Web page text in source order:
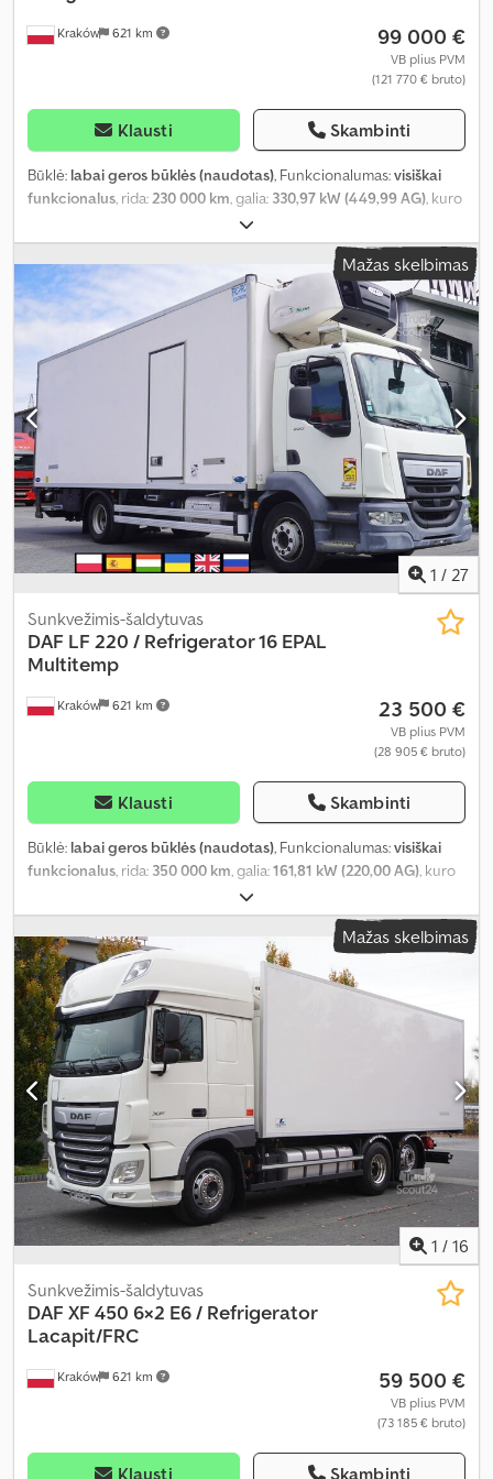
Kraków 621 km 99 000 €
VB plius PVM
(121 770 € bruto)
Klausti Skambinti
Būklė: labai geros būklės (naudotas), Funkcionalumas:visiškai
funkcionalus, rida:230 000 km, galia: 330,97 kW (449,99 AG), kuro
26 000 kg
spalva:balta, vairuotojo kabina:miegamoji kabina, pavaros tipas:
automatinis, emisijos klasė: , krovimo vietos ilgis: 8 150 mm,
krovinių skyriaus plotis:
2 500 mm , krovos erdvės aukštis:2 690
, Gamybos metai:2023
AdBlue, Tachografas, aušinimo
blokas, borto kompiuteris, diferencialo užraktas, kruizo
kontrolė, oro kondicionavimas
Mažas skelbimas
1 / 27
Kraków 621 km
Sunkvežimis-šaldytuvas
DAF LF 220 / Refrigerator 16 EPAL
Multitemp
23 500 €
VB plius PVM
(28 905 € bruto)
Klausti Skambinti
Būklė: labai geros būklės (naudotas), Funkcionalumas:visiškai
funkcionalus, rida: 350 000 km, galia:161,81 kW (220,00 AG), kuro
9 330 kg
4 670 kg, bendras svoris:14 000 kg, ašių konfigūracija:4x2, spalva:
balta, vairuotojo kabina: dieninė kabina
, pavaros tipas:
automatinis, emisijos klasė:Euro 6 , pakaba: plienas-oras
vietos ilgis:
6 620 mm, krovinių skyriaus plotis:2 460 mm
erdvės aukštis:2 440 mm, Gamybos metai: , Įranga:aušinimo
blokas, diferencialo užraktas, kruizo kontrolė, oro
kondicionavimas,
Mažas skelbimas
1 / 16
Kraków 621 km
Sunkvežimis-šaldytuvas
DAF XF 450 6×2 E6 / Refrigerator
Lacapit/FRC
59 500 €
VB plius PVM
(73 185 € bruto)
Klausti Skambinti